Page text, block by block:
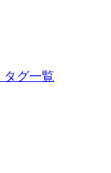
タグ一覧